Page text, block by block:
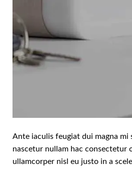
Ante iaculis feugiat dui magna mi
nascetur nullam hac consectetur
ullamcorper nisl eu justo in a